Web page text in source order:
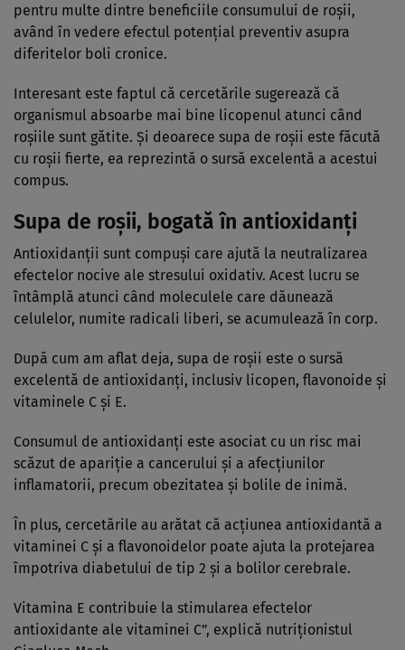
pentru multe dintre beneficiile consumului de roșii,
având în vedere efectul potențial preventiv asupra
diferitelor boli cronice.
Interesant este faptul că cercetările sugerează că
organismul absoarbe mai bine licopenul atunci când
roșiile sunt gătite. Și deoarece supa de roșii este făcută
cu roșii fierte, ea reprezintă o sursă excelentă a acestui
compus.
Supa de roșii, bogată în antioxidanți
Antioxidanții sunt compuși care ajută la neutralizarea
efectelor nocive ale stresului oxidativ. Acest lucru se
întâmplă atunci când moleculele care dăunează
celulelor, numite radicali liberi, se acumulează în corp.
După cum am aflat deja, supa de roșii este o sursă
excelentă de antioxidanți, inclusiv licopen, flavonoide și
vitaminele C și E.
Consumul de antioxidanți este asociat cu un risc mai
scăzut de apariție a cancerului și a afecțiunilor
inflamatorii, precum obezitatea și bolile de inimă.
În plus, cercetările au arătat că acțiunea antioxidantă a
vitaminei C și a flavonoidelor poate ajuta la protejarea
împotriva diabetului de tip 2 și a bolilor cerebrale.
Vitamina E contribuie la stimularea efectelor
antioxidante ale vitaminei C”, explică nutriționistul